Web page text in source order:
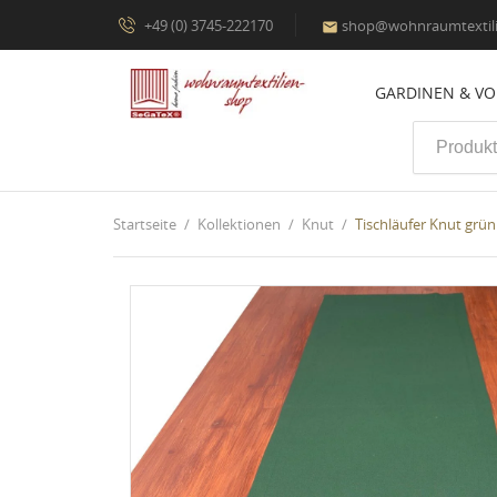
+49 (0) 3745-222170 
GARDINEN &
Startseite Kollektionen Knut Tischläufer Knut